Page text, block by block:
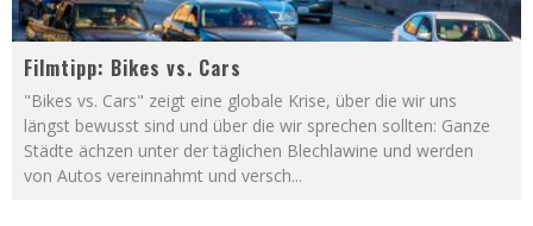
Filmtipp: Bikes vs. Cars
"Bikes vs. Cars" zeigt eine globale Krise, über die wir uns
längst bewusst sind und über die wir sprechen sollten: Ganze
Städte ächzen unter der täglichen Blechlawine und werden
von Autos vereinnahmt und versch...